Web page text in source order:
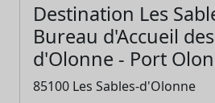
Destination Les
Bureau d'Accueil
d'Olonne - Port
85100 Les Sables-d'Olonne